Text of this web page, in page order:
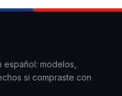
modelos,
si compraste con